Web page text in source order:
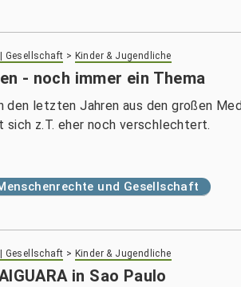
Gesellschaft > Kinder & Jugendliche
- noch immer ein Thema
den letzten Jahren aus den großen
z.T. eher noch verschlechtert.
und Gesellschaft
Gesellschaft > Kinder & Jugendliche
in Sao Paulo